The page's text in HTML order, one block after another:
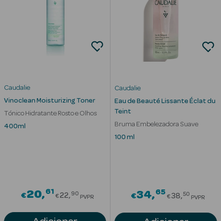
Mãos
Rosto
Protetores
Caudalie
Vinoclean Moisturizing Toner
Tónico Hidratante Rosto e Olhos
400ml
€20 61Price reduced from
€22 90
PVPR
Caudalie
Eau de Beauté Lissante Éclat du
Teint
Bruma Embelezadora Suave
100 ml
€34 65Price
€38 50
PVPR